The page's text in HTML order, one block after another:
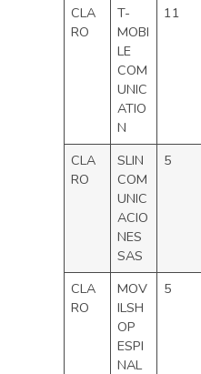
CLA
RO
T-
MOBI
LE
COM
UNIC
ATIO
N
11
CLA
RO
SLIN
COM
UNIC
ACIO
NES
SAS
5
CLA
RO
MOV
ILSH
OP
ESPI
NAL
5